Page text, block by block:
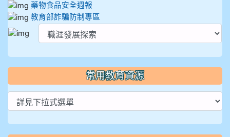
藥物食品安全週報
教育部詐騙防制專區
常用教育資源